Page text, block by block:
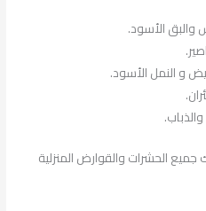
والبق الأسود.
و النمل الأسود.
الحشرات والقوارض المنزلية